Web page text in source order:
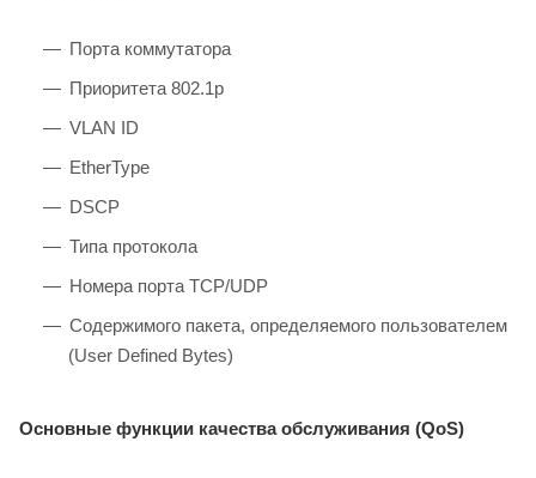
Порта коммутатора
Приоритета 802.1p
VLAN ID
EtherType
DSCP
Типа протокола
Номера порта TCP/UDP
Содержимого пакета, определяемого пользователем
(User Defined Bytes)
Основные функции качества обслуживания (QoS)